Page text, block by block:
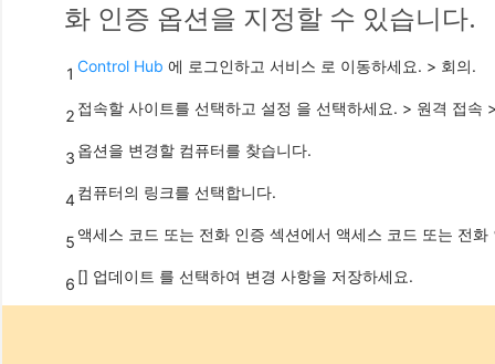
화 인증 옵션을 지정할 수 있습니다.
1 Control Hub 에 로그인하고 서비스 로 이동하세요. > 회의.
2 접속할 사이트를 선택하고 설정 을 선택하세요. > 원격 접속
3 옵션을 변경할 컴퓨터를 찾습니다.
4컴퓨터의 링크를 선택합니다.
5 액세스 코드 또는 전화 인증 섹션에서 액세스 코드 또는 전
6 [] 업데이트 를 선택하여 변경 사항을 저장하세요.